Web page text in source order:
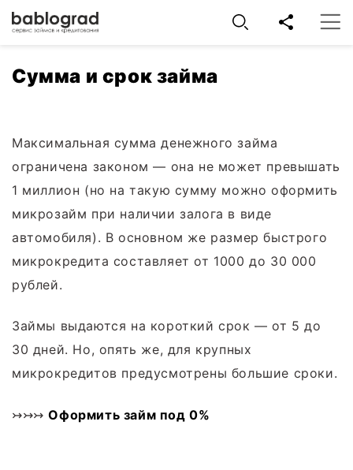
Сумма и срок займа
Максимальная сумма денежного займа
ограничена законом — она не может превышать
1 миллион (но на такую сумму можно оформить
микрозайм при наличии залога в виде
автомобиля). В основном же размер быстрого
микрокредита составляет от 1000 до 30 000
рублей.
Займы выдаются на короткий срок — от 5 до
30 дней. Но, опять же, для крупных
микрокредитов предусмотрены большие сроки.
↣↣↣Оформить займ под 0%